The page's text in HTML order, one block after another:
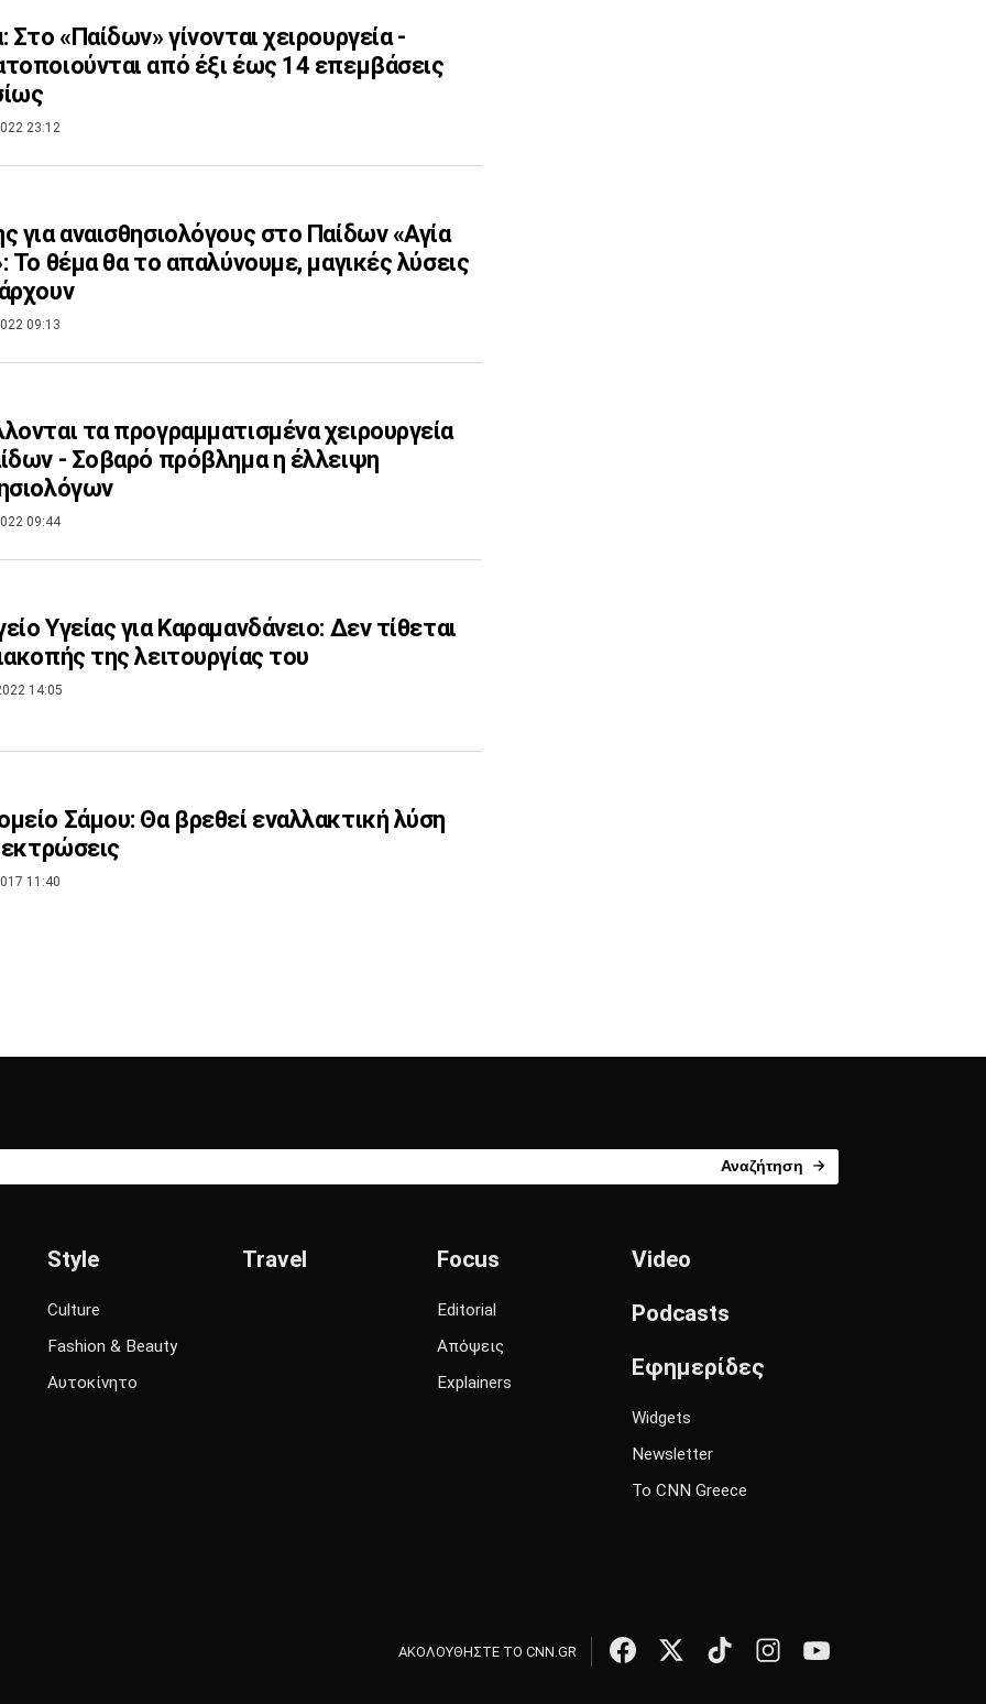
Στο «Παίδων» γίνονται χειρουργεία -
από έξι έως 14 επεμβάσεις
23:12
για αναισθησιολόγους στο Παίδων «Αγία
Το θέμα θα το απαλύνουμε, μαγικές λύσεις
09:13
τα προγραμματισμένα χειρουργεία
- Σοβαρό πρόβλημα η έλλειψη
09:44
Υγείας για Καραμανδάνειο: Δεν τίθεται
της λειτουργίας του
14:05
Σάμου: Θα βρεθεί εναλλακτική λύση
εκτρώσεις
11:40
Αναζήτηση
Style
Culture
Fashion & Beauty
Αυτοκίνητο
Travel Focus
Editorial
Απόψεις
Explainers
Video
Podcasts
Εφημερίδες
Widgets
Newsletter
Το CNN Greece
ΑΚΟΛΟΥΘΗΣΤΕ ΤΟ CNN.GR